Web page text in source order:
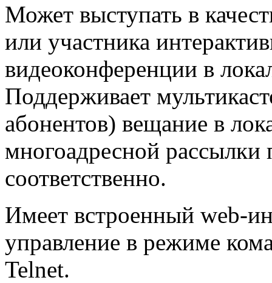
Может выступать в
или участника
видеоконференции в
Поддерживает
абонентов) вещание в
многоадресной рассылки
соответственно.
Имеет встроенный web-
управление в режиме
Telnet.